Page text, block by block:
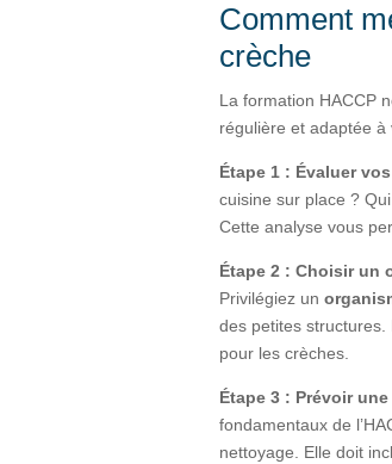
Comment
crèche
La formation HACCP
régulière et adaptée à
Étape 1 : Évaluer
cuisine sur place ?
Cette analyse vous
Étape 2 : Choisir un
Privilégiez un
des petites
pour les crèches.
Étape 3 : Prévoir
fondamentaux de
nettoyage. Elle doit